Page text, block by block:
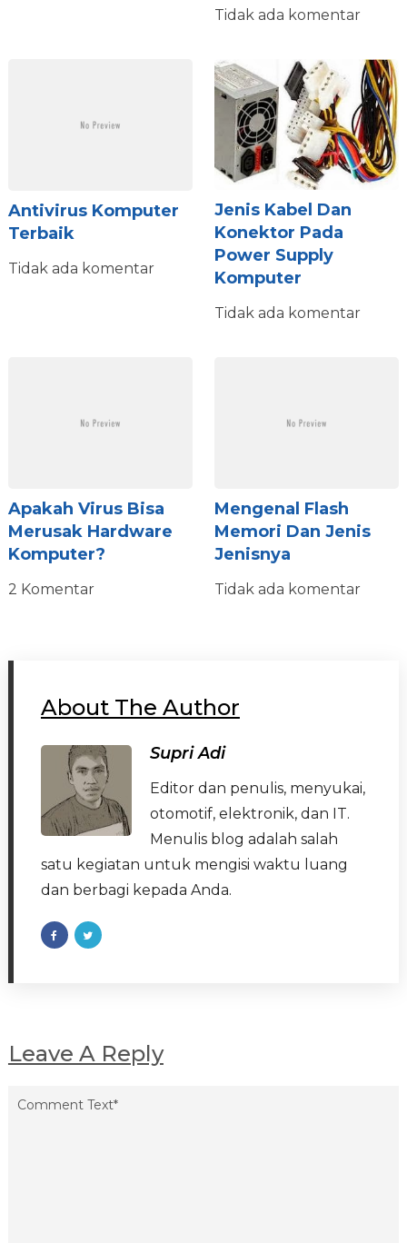
Tidak ada komentar
Antivirus Komputer
Terbaik
Tidak ada komentar
Jenis Kabel Dan
Konektor Pada
Power Supply
Komputer
Tidak ada komentar
Apakah Virus Bisa
Merusak Hardware
Komputer?
2 Komentar
Mengenal Flash
Memori Dan Jenis
Jenisnya
Tidak ada komentar
About The Author
Supri Adi
Editor dan penulis, menyukai,
otomotif, elektronik, dan IT.
Menulis blog adalah salah
satu kegiatan untuk mengisi waktu luang
dan berbagi kepada Anda.
Leave A Reply